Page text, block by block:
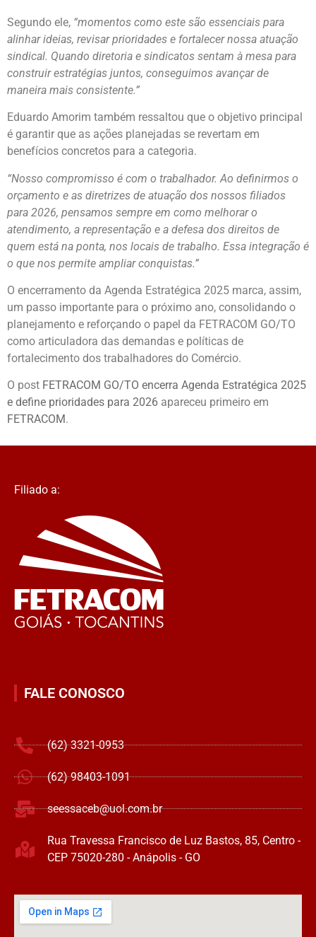
Segundo ele, “momentos como este são essenciais para
alinhar ideias, revisar prioridades e fortalecer nossa atuação
sindical. Quando diretoria e sindicatos sentam à mesa para
construir estratégias juntos, conseguimos avançar de
maneira mais consistente.”
Eduardo Amorim também ressaltou que o objetivo principal
é garantir que as ações planejadas se revertam em
benefícios concretos para a categoria.
“Nosso compromisso é com o trabalhador. Ao definirmos o
orçamento e as diretrizes de atuação dos nossos filiados
para 2026, pensamos sempre em como melhorar o
atendimento, a representação e a defesa dos direitos de
quem está na ponta, nos locais de trabalho. Essa integração é
o que nos permite ampliar conquistas.”
O encerramento da Agenda Estratégica 2025 marca, assim,
um passo importante para o próximo ano, consolidando o
planejamento e reforçando o papel da FETRACOM GO/TO
como articuladora das demandas e políticas de
fortalecimento dos trabalhadores do Comércio.
O post FETRACOM GO/TO encerra Agenda Estratégica 2025
e define prioridades para 2026 apareceu primeiro em
FETRACOM.
Filiado a:
FALE CONOSCO
(62) 3321-0953
(62) 98403-1091
seessaceb@uol.com.br
Rua Travessa Francisco de Luz Bastos, 85, Centro -
CEP 75020-280 - Anápolis - GO